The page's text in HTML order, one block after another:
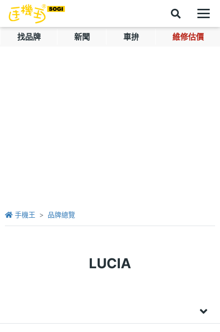
找品牌 新聞 車拚 維修估價
手機王 品牌總覽
LUCIA